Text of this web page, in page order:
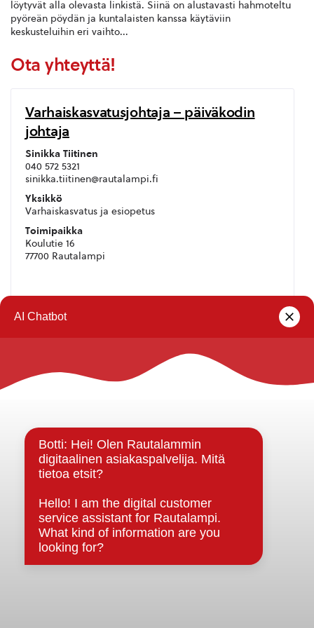
löytyvät alla olevasta linkistä. Siinä on alustavasti hahmoteltu
pyöreän pöydän ja kuntalaisten kanssa käytäviin
keskusteluihin eri vaihto...
Ota yhteyttä!
Varhaiskasvatusjohtaja – päiväkodin
johtaja
Sinikka Tiitinen
040 572 5321
sinikka.tiitinen@rautalampi.fi
Yksikkö
Varhaiskasvatus ja esiopetus
Toimipaikka
Koulutie 16
77700 Rautalampi
Rautalammin kunta
Strategiat, ohjelmat, ohjeet, suunnitelmat, säännöt ja
sopimukset
Asiakirjajulkisuuskuvaus
Evästeet
Saavutettavuusseloste
Tietosuoja
Tietosuojaselosteet